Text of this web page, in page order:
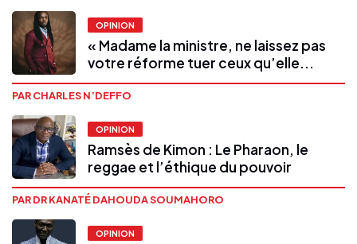
OPINION
« Madame la ministre, ne laissez pas
votre réforme tuer ceux qu’elle...
PAR CHARLES N’DEFFO
OPINION
Ramsès de Kimon : Le Pharaon, le
reggae et l’éthique du pouvoir
PAR DR KANATÉ DAHOUDA SOUMAHORO
OPINION